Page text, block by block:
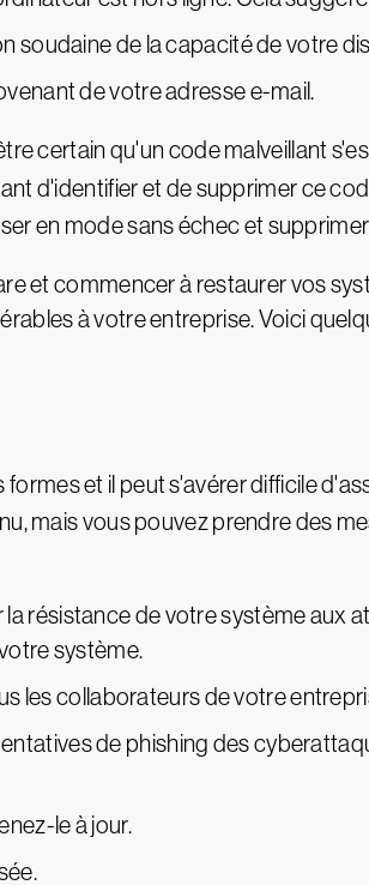
soudaine de la capacité de votre
de votre adresse e-mail.
certain qu'un code malveillant
d'identifier et de supprimer ce
en mode sans échec et
et commencer à restaurer vos
à votre entreprise. Voici
et il peut s'avérer difficile
mais vous pouvez prendre des
résistance de votre système aux
système.
les collaborateurs de votre
de phishing des
le à jour.